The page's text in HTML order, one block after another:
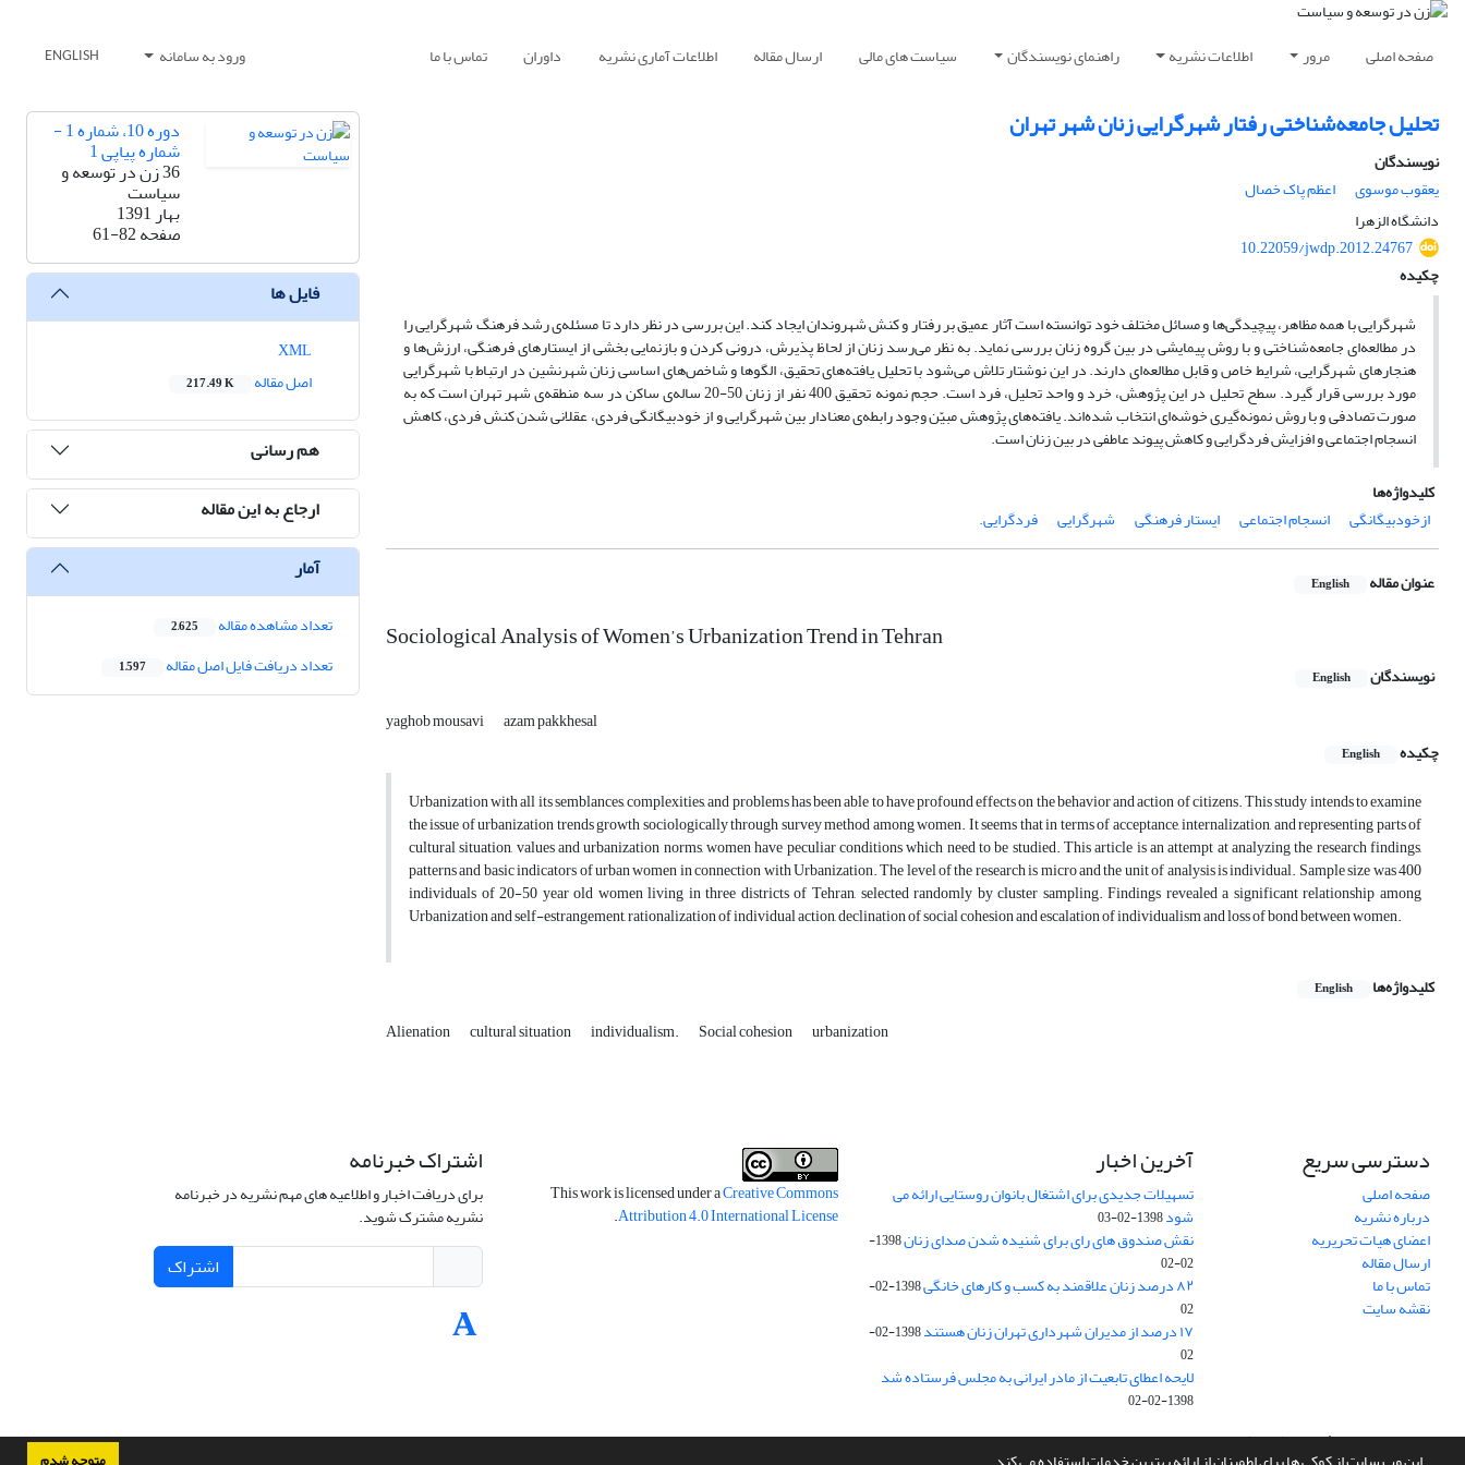
صفحه اصلی مرور اطلاعات نشریه راهنمای نویسندگان سیاست های مالی ارسال مقاله اطلاعات آماری نشریه داوران تماس با ما ورود به سامانه ENGLISH
تحلیل جامعه‌شناختی رفتار شهرگرایی زنان شهر تهران
نویسندگان
یعقوب موسوی
اعظم پاک خصال
دانشگاه الزهرا
10.22059/jwdp.2012.24767
چکیده
شهرگرایی با همه مظاهر، پیچیدگی‌ها و مسائل مختلف خود توانسته است آثار عمیق بر رفتار و کنش شهروندان ایجاد کند. این بررسی در نظر دارد تا مسئله‌ی رشد فرهنگ شهرگرایی را
در مطالعه‌ای جامعه‌شناختی و با روش پیمایشی در بین گروه زنان بررسی نماید. به نظر می‌رسد زنان از لحاظ پذیرش، درونی کردن و بازنمایی بخشی از ایستارهای فرهنگی، ارزش‌ها و
هنجارهای شهرگرایی، شرایط خاص و قابل مطالعه‌ای دارند. در این نوشتار تلاش می‌شود با تحلیل یافته‌های تحقیق، الگوها و شاخص‌های اساسی زنان شهرنشین در ارتباط با شهرگرایی
مورد بررسی قرار گیرد. سطح تحلیل در این پژوهش، خرد و واحد تحلیل، فرد است. حجم نمونه تحقیق 400 نفر از زنان 50-20 ساله‌ی ساکن در سه منطقه‌ی شهر تهران است که به
صورت تصادفی و با روش نمونه‌گیری خوشه‌ای انتخاب شده‌اند. یافته‌های پژوهش مبیّن وجود رابطه‌ی معنادار بین شهرگرایی و از خودبیگانگی فردی، عقلانی شدن کنش فردی، کاهش
انسجام اجتماعی و افزایش فردگرایی و کاهش پیوند عاطفی در بین زنان است.
کلیدواژه‌ها
ازخودبیگانگی
انسجام اجتماعی ایستار فرهنگی شهرگرایی فردگرایی.
عنوان مقاله English
Sociological Analysis of Women’s Urbanization Trend in Tehran
نویسندگان English
yaghob mousavi
azam pakkhesal
چکیده
English
Urbanization with all its semblances, complexities, and problems has been able to have profound effects on the behavior and action of citizens. This study intends to examine
the issue of urbanization trends growth sociologically through survey method among women. It seems that in terms of acceptance, internalization, and representing parts of
cultural situation, values and urbanization norms, women have peculiar conditions which need to be studied. This article is an attempt at analyzing the research findings,
patterns and basic indicators of urban women in connection with Urbanization. The level of the research is micro and the unit of analysis is individual. Sample size was 400
individuals of 20-50 year old women living in three districts of Tehran, selected randomly by cluster sampling. Findings revealed a significant relationship among
Urbanization and self-estrangement, rationalization of individual action, declination of social cohesion and escalation of individualism and loss of bond between women.
کلیدواژه‌ها English
Alienation cultural situation individualism. Social cohesion urbanization
دوره 10، شماره 1 -
شماره پیاپی 1
36 زن در توسعه و
سیاست
بهار 1391
صفحه61-82
فایل ها
اصل مقاله
217.49 K
هم رسانی
ارجاع به این مقاله
آمار
تعداد مشاهده مقاله 2,625
تعداد دریافت فایل اصل مقاله 1,597
دسترسی سریع
صفحه اصلی
درباره نشریه
اعضای هیات تحریریه
ارسال مقاله
تماس با ما
نقشه سایت
آخرین اخبار
تسهیلات جدیدی برای اشتغال بانوان روستایی ارائه می
شود1398-02-03
نقش صندوق های رای برای شنیده شدن صدای زنان
1398-
02-02
۸۲ درصد زنان علاقمند به کسب و کارهای خانگی
1398-02-
02
۱۷ درصد از مدیران شهرداری تهران زنان هستند
1398-02-
02
لایحه اعطای تابعیت از مادر ایرانی به مجلس فرستاده شد
1398-02-02
This work is licensed under aCreative Commons
Attribution 4.0 International License
.
اشتراک خبرنامه
برای دریافت اخبار و اطلاعیه های مهم نشریه در خبرنامه
نشریه مشترک شوید.
اشتراک
سامانه مدیریت نشریات علمی.طراحی و پیاده سازی ازسیناوب